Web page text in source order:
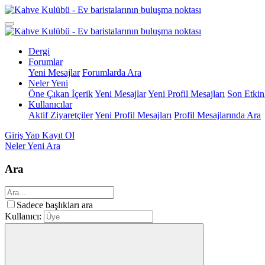
Dergi
Forumlar
Yeni Mesajlar Forumlarda Ara
Neler Yeni
Öne Çıkan İçerikYeni MesajlarYeni Profil Mesajları Son
Kullanıcılar
Aktif ZiyaretçilerYeni Profil Mesajları Profil Mesajlarında Ara
Giriş Yap Kayıt Ol
Neler Yeni Ara
Ara
Sadece başlıkları ara
Kullanıcı: